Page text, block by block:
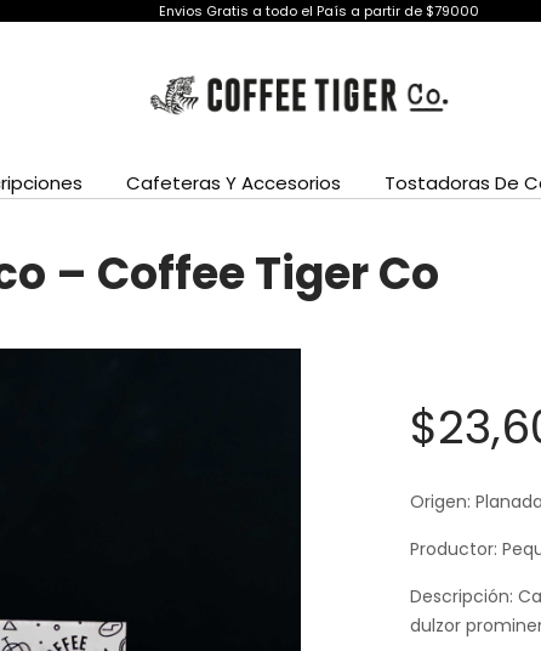
Envios Gratis a todo el País a partir de $79000
Cafeteras Y Accesorios Tostadoras De
– Coffee Tiger Co
$
Origen:
Productor:
Descripción:
dulzor